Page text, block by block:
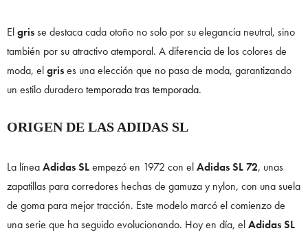
Elgrisse destaca cada otoño no solo por su elegancia neutral, sino
también por su atractivo atemporal. A diferencia de los colores de
moda, elgrises una elección que no pasa de moda, garantizando
un estilo duraderotemporada tras temporada.
ORIGEN DE LAS ADIDAS SL
La líneaAdidas SLempezó en 1972 con elAdidas SL 72, unas
zapatillas para corredores hechas de gamuza y nylon, con una suela
de goma para mejor tracción. Este modelo marcó el comienzo de
una serie que ha seguido evolucionando. Hoy en día, elAdidas SL